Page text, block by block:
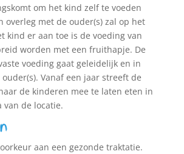
om het kind zelf te voeden
overleg met de ouder(s) zal op het
kind er aan toe is de voeding van
worden met een fruithapje. De
voeding gaat geleidelijk en in
Vanaf een jaar streeft de
de kinderen mee te laten eten in
van de locatie.
aan een gezonde traktatie.